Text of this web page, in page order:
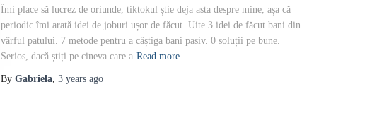
Îmi place să lucrez de oriunde, tiktokul știe deja asta despre mine, așa că
periodic îmi arată idei de joburi ușor de făcut. Uite 3 idei de făcut bani din
vârful patului. 7 metode pentru a câștiga bani pasiv. 0 soluții pe bune.
Serios, dacă știți pe cineva care a Read more
By Gabriela, 3 years ago